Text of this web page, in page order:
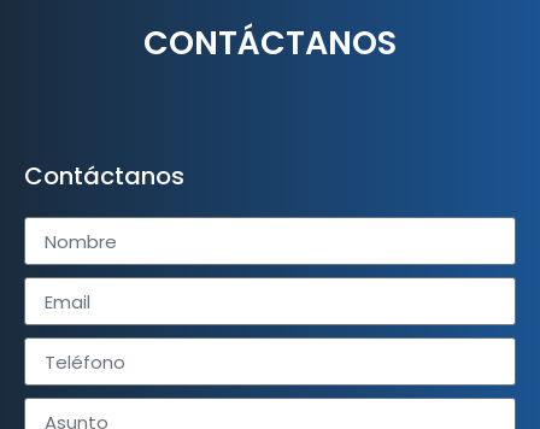
CONTÁCTANOS
Contáctanos